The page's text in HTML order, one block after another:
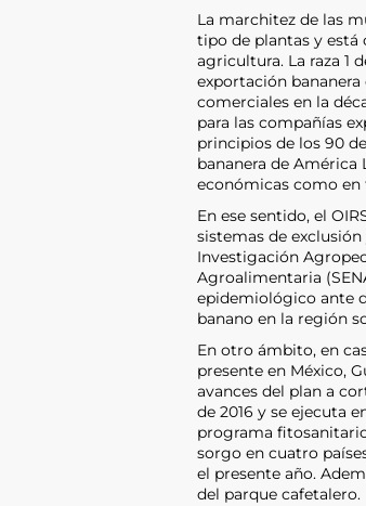
La marchitez de las
tipo de plantas y está
agricultura. La raza 1
exportación
comerciales en la
para las compañías
principios de los 90
bananera de América
económicas como
En ese sentido, el
sistemas de
Investigación
Agroalimentaria
epidemiológico ante
banano en la región
En otro ámbito, en
presente en México,
avances del plan a
de 2016 y se ejecuta
programa
sorgo en cuatro
el presente año.
del parque cafetalero.